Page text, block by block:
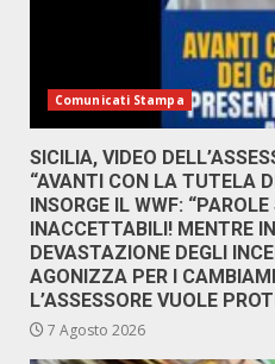
Comunicati Stampa
SICILIA, VIDEO
“AVANTI CON LA TUTELA
INSORGE IL WWF:
INACCETTABILI! MENTRE
DEVASTAZIONE DEGLI
AGONIZZA PER I
L’ASSESSORE VUOLE
7 Agosto 2026